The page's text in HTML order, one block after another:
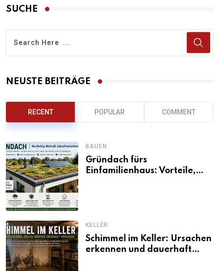
SUCHE
NEUSTE BEITRÄGE
RECENT POPULAR COMMENT
BAUEN
Gründach fürs
Einfamilienhaus: Vorteile,
KELLER
Schimmel im Keller: Ursachen
erkennen und dauerhaft